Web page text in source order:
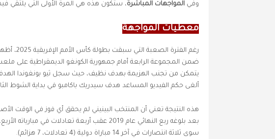
وفيالمواجهات المباشرة، ستكون هذه هي المرة الأولى التي يلتقي
معطيات المواجهة
رغم الفترة الصعبة التي سبقت بطولة كأس الأمم الإفريقية 2025، أظهر
ضمن المجموعة الرابعة أمام جمهورية الكونغو الديمقراطية على ملعب
ألغى حكم الفيديو المساعد هدف سيدريك باكامبو في بداية الشوط
بعد بلوغه ربع النهائي عام 2019 عقب أربعة
سوى ثلاثة انتصارات في آخر 14 مباراة دولية (4 تعادلات، 7 هزائم).